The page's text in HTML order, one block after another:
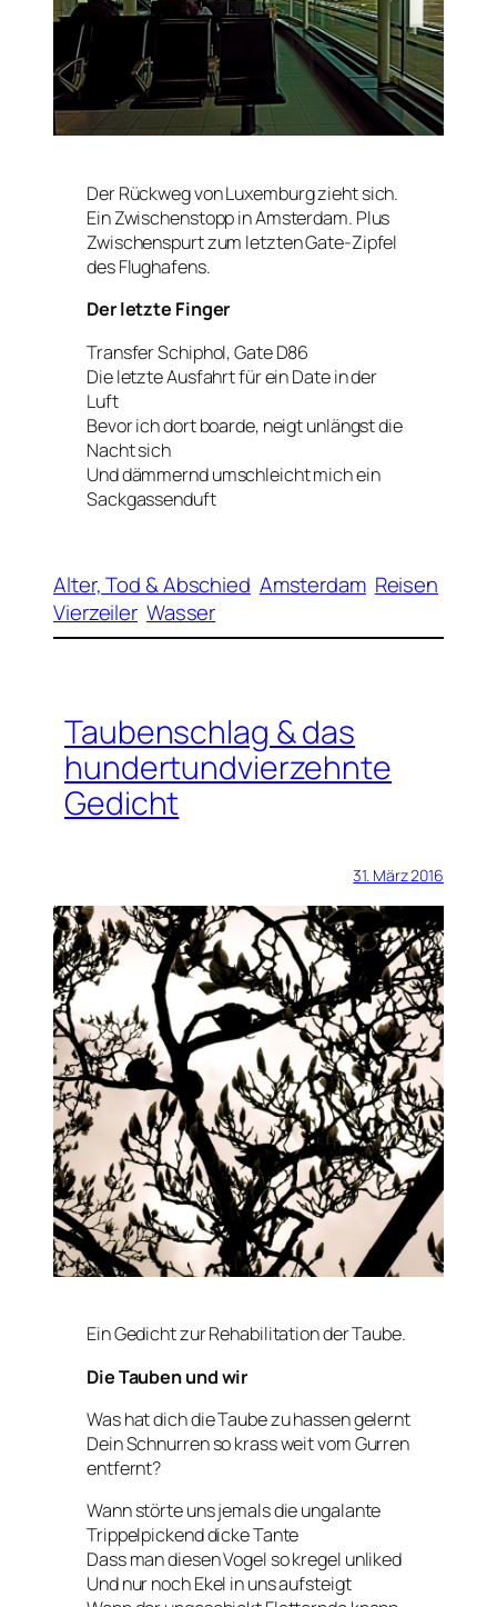
Der Rückweg von Luxemburg zieht sich.
Ein Zwischenstopp in Amsterdam. Plus
Zwischenspurt zum letzten Gate-Zipfel
des Flughafens.
Der letzte Finger
Transfer Schiphol, Gate D86
Die letzte Ausfahrt für ein Date in der
Luft
Bevor ich dort boarde, neigt unlängst die
Nacht sich
Und dämmernd umschleicht mich ein
Sackgassenduft
Alter, Tod & Abschied Amsterdam Reisen
Vierzeiler Wasser
Taubenschlag & das
hundertundvierzehnte
Gedicht
31. März 2016
Ein Gedicht zur Rehabilitation der Taube.
Die Tauben und wir
Was hat dich die Taube zu hassen gelernt
Dein Schnurren so krass weit vom Gurren
entfernt?
Wann störte uns jemals die ungalante
Trippelpickend dicke Tante
Dass man diesen Vogel so kregel unliked
Und nur noch Ekel in uns aufsteigt